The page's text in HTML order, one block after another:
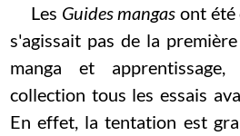
Les Guides mangas ont été
s'agissait pas de la
manga et
collection tous les essais
En effet, la tentation est